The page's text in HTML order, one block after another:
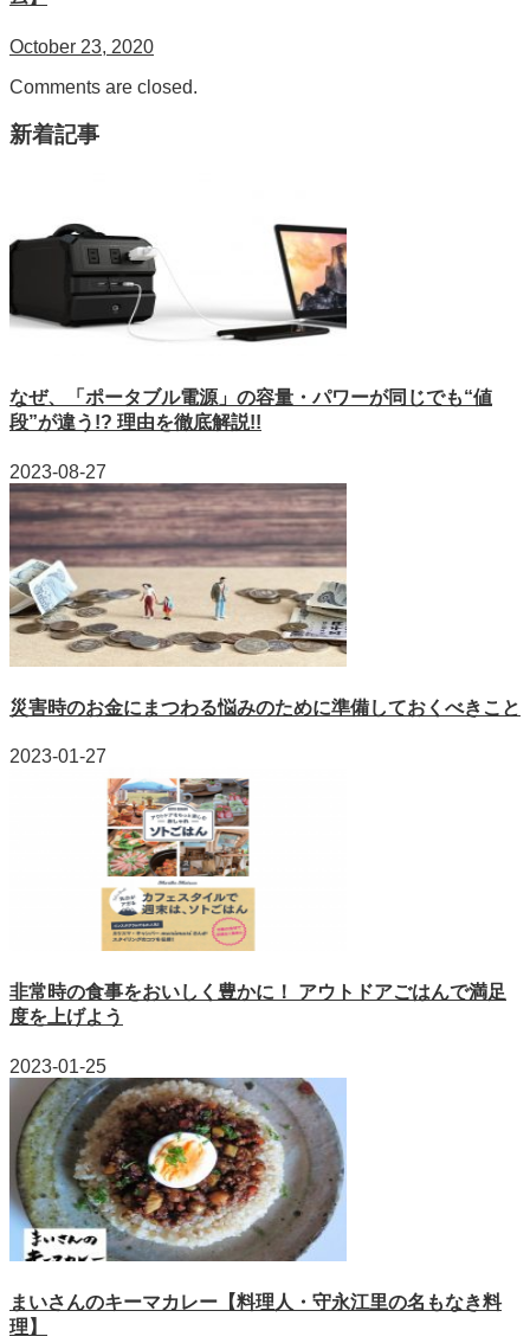
October 23, 2020
Comments are closed.
新着記事
なぜ、「ポータブル電源」の容量・パワーが同じでも“値
段”が違う!? 理由を徹底解説!!
2023-08-27
災害時のお金にまつわる悩みのために準備しておくべきこと
2023-01-27
非常時の食事をおいしく豊かに！ アウトドアごはんで満足
度を上げよう
2023-01-25
まいさんのキーマカレー【料理人・守永江里の名もなき料
理】